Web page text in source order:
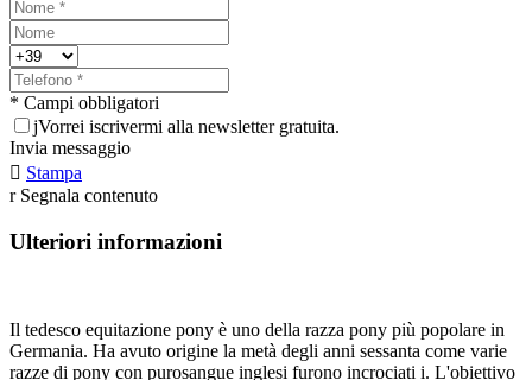
* Campi obbligatori
jVorrei iscrivermi alla newsletter gratuita.
Invia messaggio
 Stampa
r Segnala contenuto
Ulteriori informazioni
Il tedesco equitazione pony è uno della razza pony più popolare in
Germania. Ha avuto origine la metà degli anni sessanta come varie
razze di pony con purosangue inglesi furono incrociati i. L'obiettivo